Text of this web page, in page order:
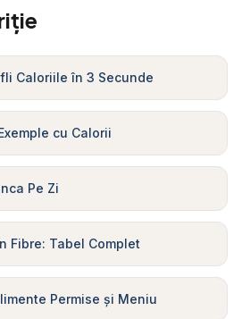
Caloriile în 3 Secunde
cu Calorii
Pe Zi
Fibre: Tabel Complet
Permise și Meniu